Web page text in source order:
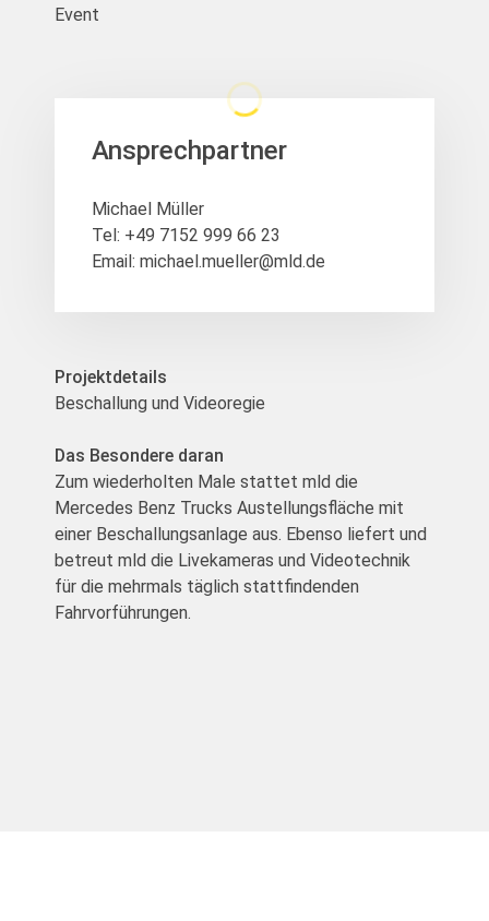
Event
Ansprechpartner
Michael Müller
Tel: +49 7152 999 66 23
Email: michael.mueller@mld.de
Projektdetails
Beschallung und Videoregie
Das Besondere daran
Zum wiederholten Male stattet mld die
Mercedes Benz Trucks Austellungsfläche mit
einer Beschallungsanlage aus. Ebenso liefert und
betreut mld die Livekameras und Videotechnik
für die mehrmals täglich stattfindenden
Fahrvorführungen.